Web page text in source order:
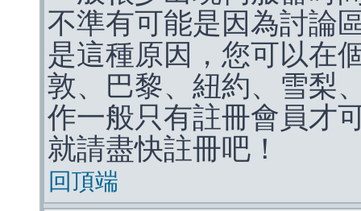
不準有可能是因為討論
是這種原因，您可以在
敦、巴黎、紐約、雪梨
作一般只有註冊會員才
就請盡快註冊吧！
回頂端